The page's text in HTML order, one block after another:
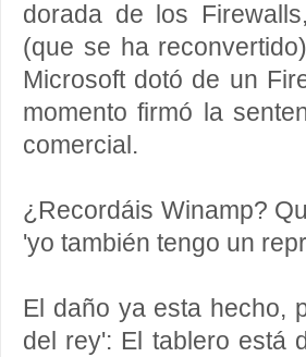
dorada de los
(que se ha
Microsoft dotó de un
momento firmó la
comercial.
¿Recordáis Winamp?
'yo también tengo un
El daño ya esta hecho,
del rey': El tablero está